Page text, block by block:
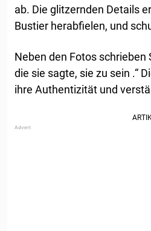
ab. Die glitzernden Details
Bustier herabfielen, und
Neben den Fotos schrieben
die sie sagte, sie zu sein .“
ihre Authentizität und